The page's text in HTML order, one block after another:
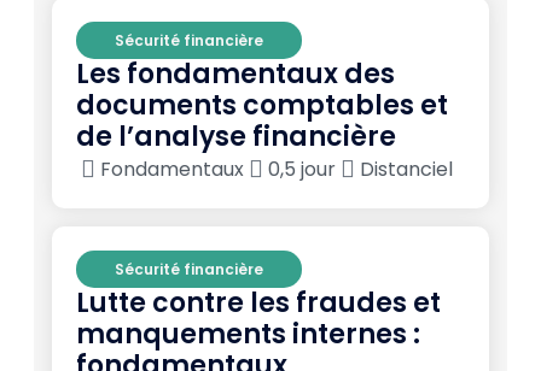
Sécurité financière
Les fondamentaux des
documents comptables et
de l’analyse financière
Fondamentaux 0,5 jour Distanciel
Sécurité financière
Lutte contre les fraudes et
manquements internes :